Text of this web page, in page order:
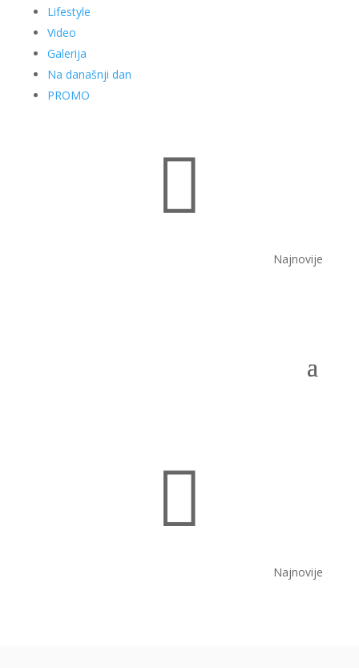
Lifestyle
Video
Galerija
Na današnji dan
PROMO

Najnovije

Najnovije